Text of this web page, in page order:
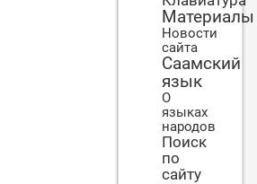
Материалы
Новости
сайта
Саамский
язык
О
языках
народов
Поиск
по
сайту